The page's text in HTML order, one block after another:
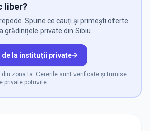
liber?
Spune ce cauți și primești oferte
grădinițele private din Sibiu.
la instituții private
din zona ta. Cererile sunt verificate și trimise
private potrivite.